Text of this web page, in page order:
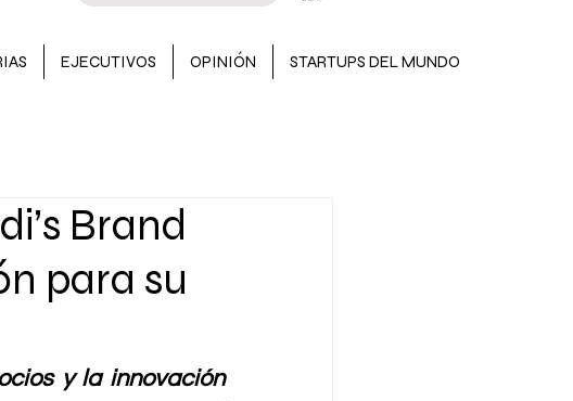
EJECUTIVOS OPINIÓN STARTUPS DEL MUNDO
Brand
para su
y la innovación